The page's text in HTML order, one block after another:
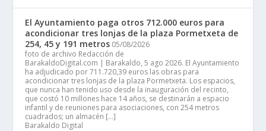
El Ayuntamiento paga otros 712.000 euros para
acondicionar tres lonjas de la plaza Pormetxeta de
254, 45 y 191 metros 05/08/2026
foto de archivo Redacción de
BarakaldoDigital.com | Barakaldo, 5 ago 2026. El Ayuntamiento
ha adjudicado por 711.720,39 euros las obras para
acondicionar tres lonjas de la plaza Pormetxeta. Los espacios,
que nunca han tenido uso desde la inauguración del recinto,
que costó 10 millones hace 14 años, se destinarán a espacio
infantil y de reuniones para asociaciones, con 254 metros
cuadrados; un almacén […]
Barakaldo Digital